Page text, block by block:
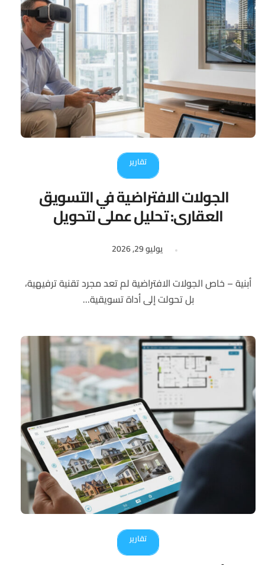
تقارير
الجولات الافتراضية في التسويق
العقاري: تحليل عملي لتحويل
المشاهدين إلى عملاء
يوليو 29, 2026
أبنية – خاص الجولات الافتراضية لم تعد مجرد تقنية ترفيهية،
بل تحولت إلى أداة تسويقية...
تقارير